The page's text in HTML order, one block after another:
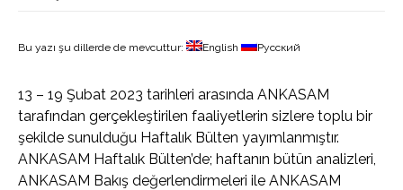
Bu yazı şu dillerde de mevcuttur: English Русский
13 – 19 Şubat 2023 tarihleri arasında ANKASAM
tarafından gerçekleştirilen faaliyetlerin sizlere toplu bir
şekilde sunulduğu Haftalık Bülten yayımlanmıştır.
ANKASAM Haftalık Bülten’de; haftanın bütün analizleri,
ANKASAM Bakış değerlendirmeleri ile ANKASAM